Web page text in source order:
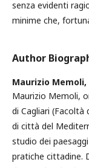
senza evidenti
minime che,
Author
Maurizio Memoli,
Maurizio Memoli,
di Cagliari
di città del
studio dei
pratiche cittadine.